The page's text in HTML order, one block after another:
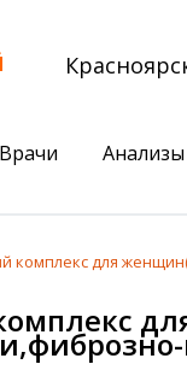
Врачи Анализы
Акции
Комплексный
Комплексная
комплекс для